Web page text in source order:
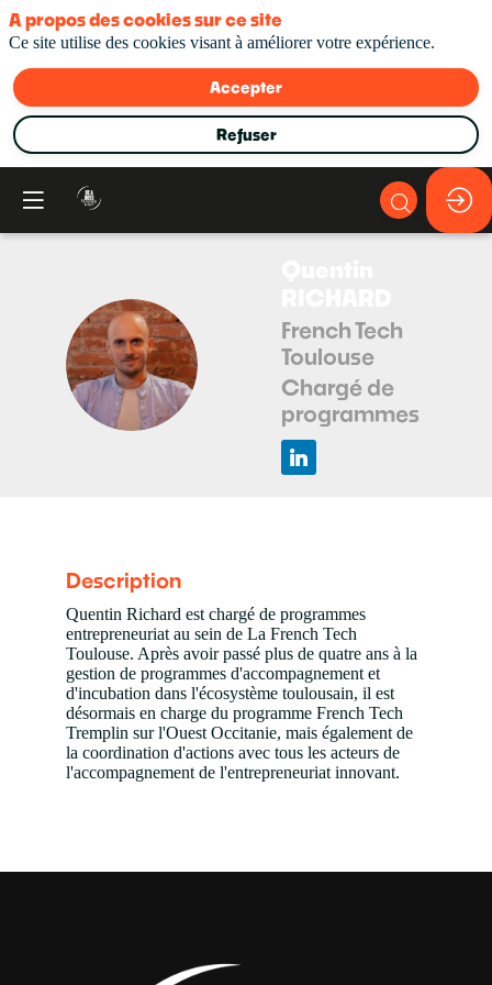
QR
French Tech
Toulouse
Chargé de
programmes
Description
Quentin Richard est chargé de programmes
entrepreneuriat au sein de La French Tech
Toulouse. Après avoir passé plus de quatre ans à la
gestion de programmes d'accompagnement et
d'incubation dans l'écosystème toulousain, il est
désormais en charge du programme French Tech
Tremplin sur l'Ouest Occitanie, mais également de
la coordination d'actions avec tous les acteurs de
l'accompagnement de l'entrepreneuriat innovant.
A propos des cookies sur ce site
Ce site utilise des cookies visant à améliorer votre expérience.
Accepter
Refuser